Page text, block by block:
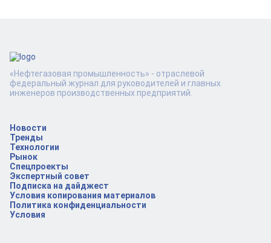
Новости
Тренды
Технологии
Рынок
Спецпроекты
Экспертный совет
Подписка на дайджест
Условия копирования материалов
Политика конфиденциальности
Условия
«Нефтегазовая промышленность» - отраслевой
федеральный журнал для руководителей и главных
инженеров производственных предприятий.